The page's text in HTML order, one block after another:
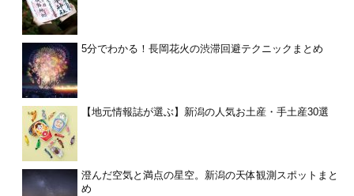
5分でわかる！長岡花火の渋滞回避テクニックまとめ
【地元情報誌が選ぶ】新潟の人気お土産・手土産30選
澄んだ空気と満点の星空。新潟の天体観測スポットまと
め